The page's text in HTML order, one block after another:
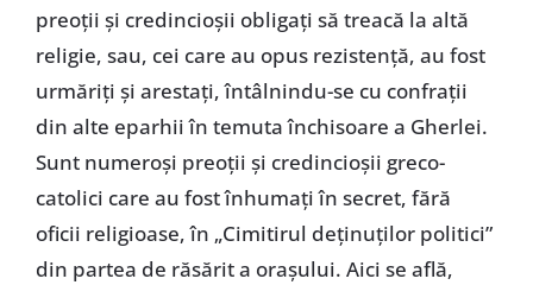
preoții și credincioșii obligați să treacă la altă
religie, sau, cei care au opus rezistență, au fost
urmăriți și arestați, întâlnindu-se cu confrații
din alte eparhii în temuta închisoare a Gherlei.
Sunt numeroși preoții și credincioșii greco-
catolici care au fost înhumați în secret, fără
oficii religioase, în „Cimitirul deținuților politici”
din partea de răsărit a orașului. Aici se află,